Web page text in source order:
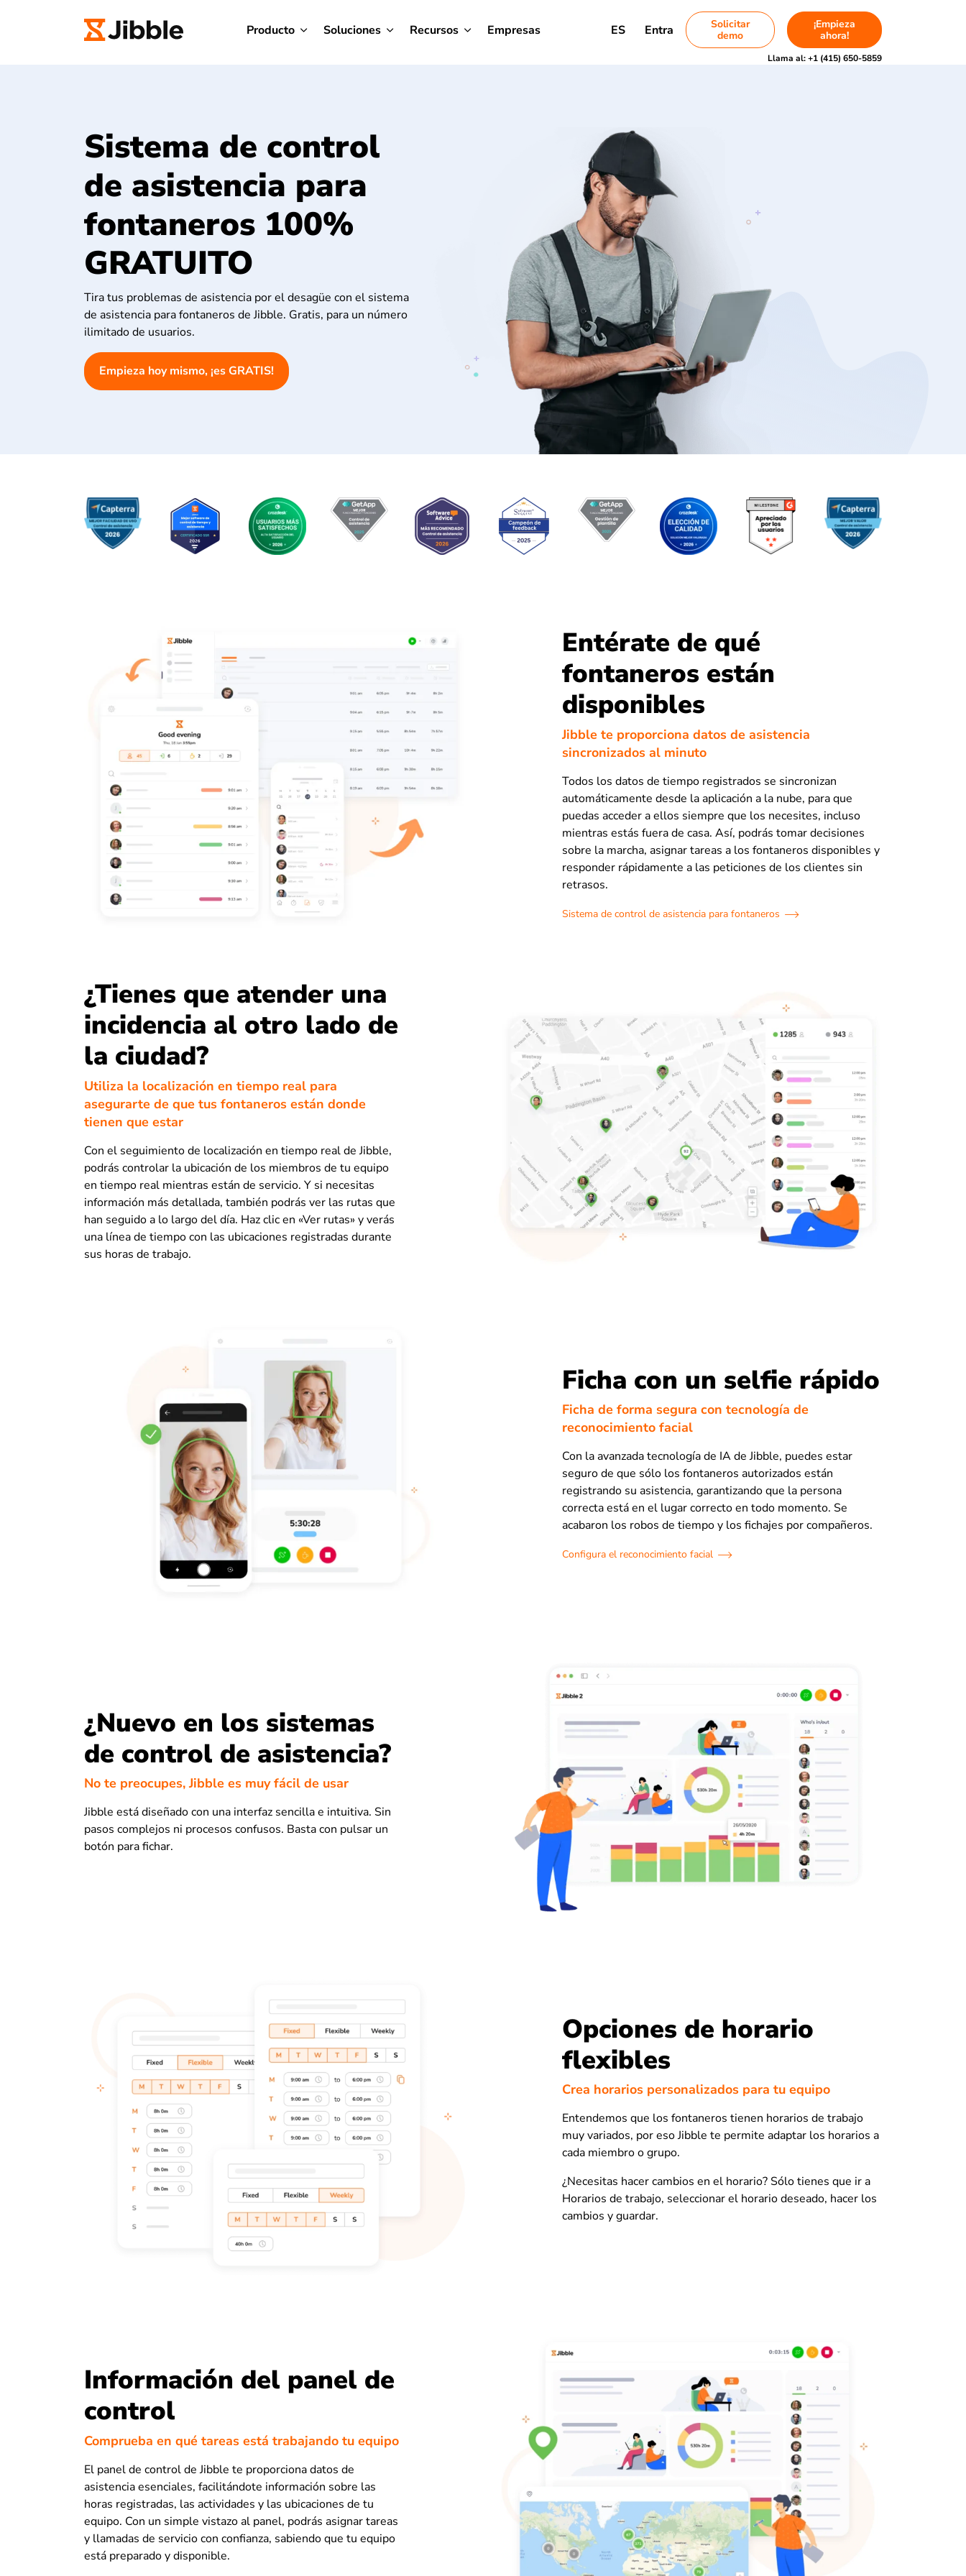
Producto Soluciones Recursos Empresas ES Entra
Solicitar
demo
¡Empieza
ahora!
Llama al:+1 (415) 650-5859
Sistema de control
de asistencia para
fontaneros 100%
GRATUITO
Tira tus problemas de asistencia por el desagüe con el sistema
de asistencia para fontaneros de Jibble. Gratis, para un número
ilimitado de usuarios.
Empieza hoy mismo, ¡es GRATIS!
Entérate de qué
fontaneros están
disponibles
Jibble te proporciona datos de asistencia
sincronizados al minuto
Todos los datos de tiempo registrados se sincronizan
automáticamente desde la aplicación a la nube, para que
puedas acceder a ellos siempre que los necesites, incluso
mientras estás fuera de casa. Así, podrás tomar decisiones
sobre la marcha, asignar tareas a los fontaneros disponibles y
responder rápidamente a las peticiones de los clientes sin
retrasos.
Sistema de control de asistencia para fontaneros
¿Tienes que atender una
incidencia al otro lado de
la ciudad?
Utiliza la localización en tiempo real para
asegurarte de que tus fontaneros están donde
tienen que estar
Con el seguimiento de localización en tiempo real de Jibble,
podrás controlar la ubicación de los miembros de tu equipo
en tiempo real mientras están de servicio. Y si necesitas
información más detallada, también podrás ver las rutas que
han seguido a lo largo del día. Haz clic en «Ver rutas» y verás
una línea de tiempo con las ubicaciones registradas durante
sus horas de trabajo.
Ficha con un selfie rápido
Ficha de forma segura con tecnología de
reconocimiento facial
Con la avanzada tecnología de IA de Jibble, puedes estar
seguro de que sólo los fontaneros autorizados están
registrando su asistencia, garantizando que la persona
correcta está en el lugar correcto en todo momento. Se
acabaron los robos de tiempo y los fichajes por compañeros.
Configura el reconocimiento facial
¿Nuevo en los sistemas
de control de asistencia?
No te preocupes, Jibble es muy fácil de usar
Jibble está diseñado con una interfaz sencilla e intuitiva. Sin
pasos complejos ni procesos confusos. Basta con pulsar un
botón para fichar.
Opciones de horario
flexibles
Crea horarios personalizados para tu equipo
Entendemos que los fontaneros tienen horarios de trabajo
muy variados, por eso Jibble te permite adaptar los horarios a
cada miembro o grupo.
¿Necesitas hacer cambios en el horario? Sólo tienes que ir a
Horarios de trabajo, seleccionar el horario deseado, hacer los
cambios y guardar.
Información del panel de
control
Comprueba en qué tareas está trabajando tu equipo
El panel de control de Jibble te proporciona datos de
asistencia esenciales, facilitándote información sobre las
horas registradas, las actividades y las ubicaciones de tu
equipo. Con un simple vistazo al panel, podrás asignar tareas
y llamadas de servicio con confianza, sabiendo que tu equipo
está preparado y disponible.